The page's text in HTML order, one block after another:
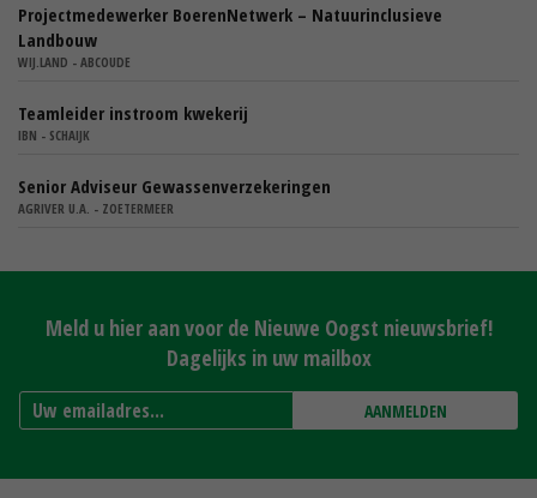
Projectmedewerker BoerenNetwerk – Natuurinclusieve
Landbouw
WIJ.LAND - ABCOUDE
Teamleider instroom kwekerij
IBN - SCHAIJK
Senior Adviseur Gewassenverzekeringen
AGRIVER U.A. - ZOETERMEER
Meld u hier aan voor de Nieuwe Oogst nieuwsbrief!
Dagelijks in uw mailbox
AANMELDEN